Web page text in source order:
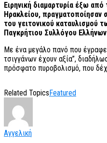
Ειρηνική διαμαρτυρία έξω
Ηρακλείου, πραγματοποίησαν
του γειτονικού καταυλισμού
Παγκρήτιου Συλλόγου
Με ένα μεγάλο πανό που
τσιγγάνων έχουν αξία”,
πρόσφατο πυροβολισμό, που
Related Topics Featured
Αγγελική